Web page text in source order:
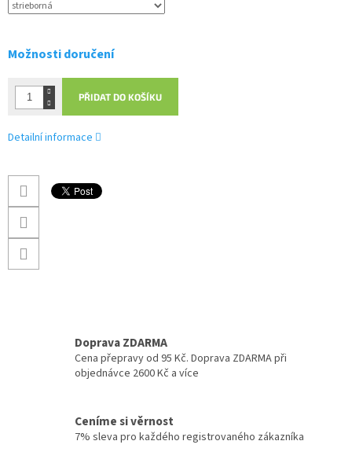
Možnosti doručení
PŘIDAT DO KOŠÍKU
Detailní informace
Doprava ZDARMA
Cena přepravy od 95 Kč. Doprava ZDARMA při
objednávce 2600 Kč a více
Ceníme si věrnost
7% sleva pro každého registrovaného zákazníka